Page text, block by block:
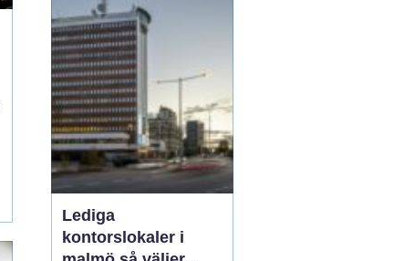
online gertillgång till
större utbud, bättre
prisjä...
Lediga
kontorslokaler i